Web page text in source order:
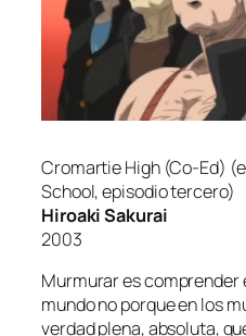
Cromartie High (Co-Ed)
School, epi­so­dio tercero)
Hiroaki Sakurai
2003
Murmurar es com­pren­der
mun­do no por­que en los
ver­dad ple­na, ab­so­lu­ta,